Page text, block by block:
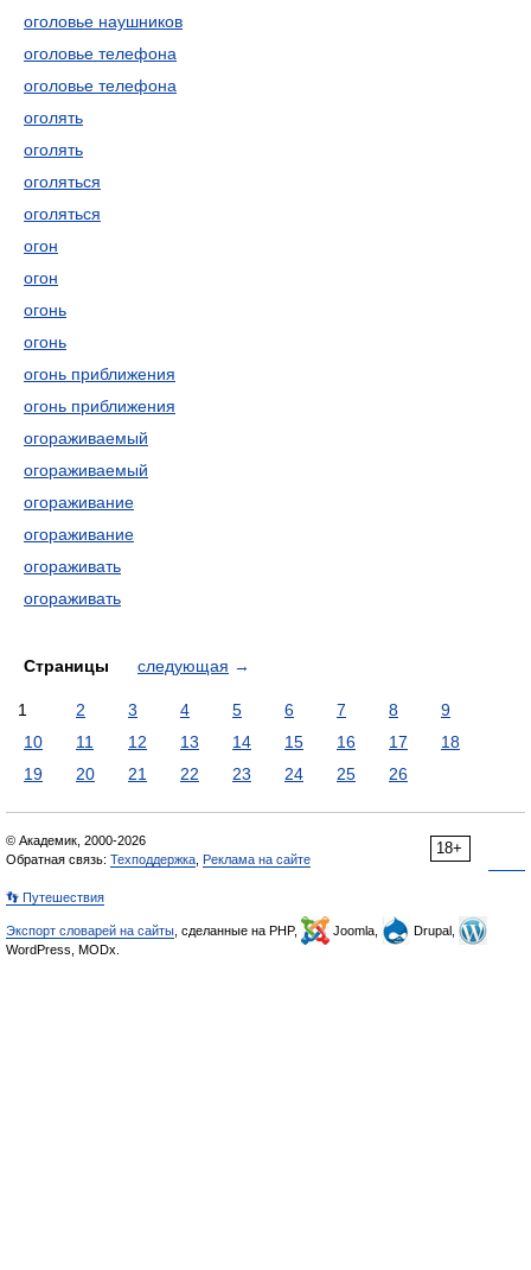
оголовье наушников
оголовье телефона
оголовье телефона
оголять
оголять
оголяться
оголяться
огон
огон
огонь
огонь
огонь приближения
огонь приближения
огораживаемый
огораживаемый
огораживание
огораживание
огораживать
огораживать
Страницы следующая →
1 2 3 4 5 6 7 8
9
10
11 12 13 14 15 16 17
18
19
20 21 22 23 24 25 26
18+
© Академик, 2000-2026
Обратная связь: Техподдержка Реклама на сайте
👣 Путешествия
Экспорт словарей на сайты , сделанные на PHP, Joomla,
Drupal,
WordPress, MODx.